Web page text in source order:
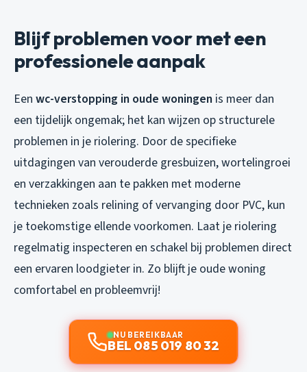
Blijf problemen voor met een
professionele aanpak
Een wc-verstopping in oude woningen is meer dan
een tijdelijk ongemak; het kan wijzen op structurele
problemen in je riolering. Door de specifieke
uitdagingen van verouderde gresbuizen, wortelingroei
en verzakkingen aan te pakken met moderne
technieken zoals relining of vervanging door PVC, kun
je toekomstige ellende voorkomen. Laat je riolering
regelmatig inspecteren en schakel bij problemen direct
een ervaren loodgieter in. Zo blijft je oude woning
comfortabel en probleemvrij!
NU BEREIKBAAR
BEL 085 019 80 32